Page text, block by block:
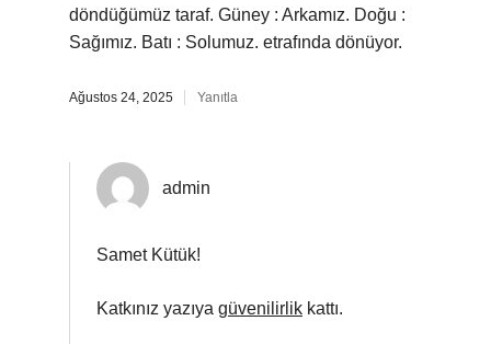
döndüğümüz taraf. Güney : Arkamız. Doğu :
Sağımız. Batı : Solumuz. etrafında dönüyor.
Ağustos 24, 2025 Yanıtla
admin
Samet Kütük!
Katkınız yazıya güvenilirlik kattı.